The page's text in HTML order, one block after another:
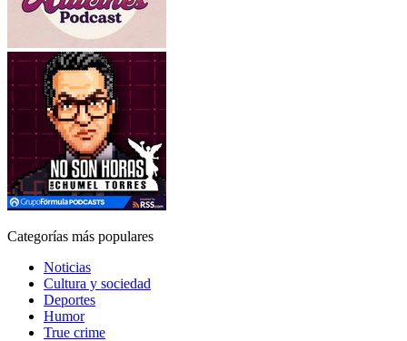
Categorías más populares
Noticias
Cultura y sociedad
Deportes
Humor
True crime